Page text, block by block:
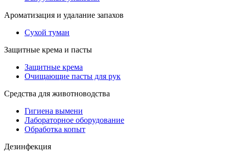
Ароматизация и удалание запахов
Сухой туман
Защитные крема и пасты
Защитные крема
Очищающие пасты для рук
Средства для животноводства
Гигиена вымени
Лабораторное оборудование
Обработка копыт
Дезинфекция